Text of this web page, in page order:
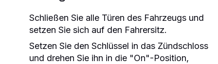
Schließen Sie alle Türen des Fahrzeugs und
setzen Sie sich auf den Fahrersitz.
Setzen Sie den Schlüssel in das Zündschloss
und drehen Sie ihn in die "On"-Position,